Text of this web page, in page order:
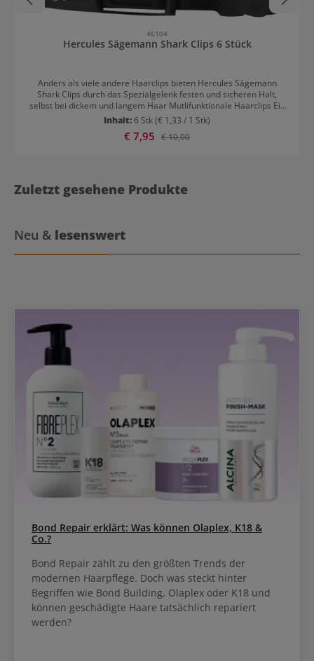
46104
Hercules Sägemann Shark Clips 6 Stück
Anders als viele andere Haarclips bieten Hercules Sägemann
Shark Clips durch das Spezialgelenk festen und sicheren Halt,
selbst bei dickem und langem Haar Mutlifunktionale Haarclips Ein
Herausrutschen des Haares wird verhindert, was diese Clips zum
verlässlichen Helfer für alle Haartypen und -längen macht.
Überdies halten diese Clips auch große Haarpartien mühelos und
Haarverlängerungen nötig ist. Abgerundete Zähne sorgen dafür,
dass weder Haar noch Kopfhaut verletzt werden.
Inhalt: 6 Stk(€ 1,33 / 1 Stk)
Verkaufspreis:
€ 7,95 Regulärer Preis:
€ 10,00
Zuletzt gesehene Produkte
Neu & lesenswert
Bond Repair erklärt: Was können Olaplex, K18 &
Co.?
Bond Repair zählt zu den größten Trends der
modernen Haarpflege. Doch was steckt hinter
Begriffen wie Bond Building, Olaplex oder K18 und
können geschädigte Haare tatsächlich repariert
werden?